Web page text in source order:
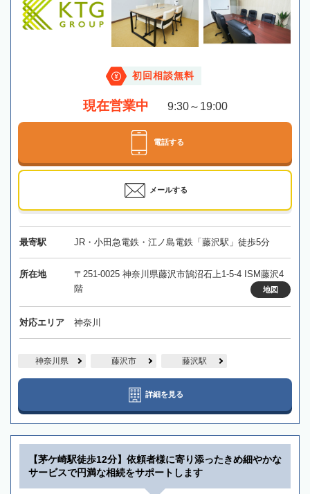
初回相談無料
現在営業中 9:30～19:00
電話する
メールする
最寄駅 JR・小田急電鉄・江ノ島電鉄「藤沢駅」徒歩5分
所在地
〒251-0025 神奈川県藤沢市鵠沼石上1-5-4 ISM藤沢4
階
地図
対応エリア 神奈川
神奈川県 藤沢市 藤沢駅
詳細を見る
【茅ケ崎駅徒歩12分】依頼者様に寄り添ったきめ細やかな
サービスで円満な相続をサポートします